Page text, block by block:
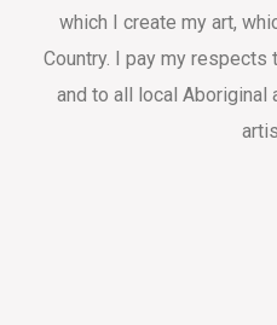
which I create my art,
Country. I pay my respects
and to all local Aboriginal